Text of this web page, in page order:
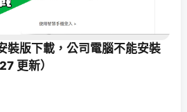
裝版下載，公司電腦不能安裝
更新）